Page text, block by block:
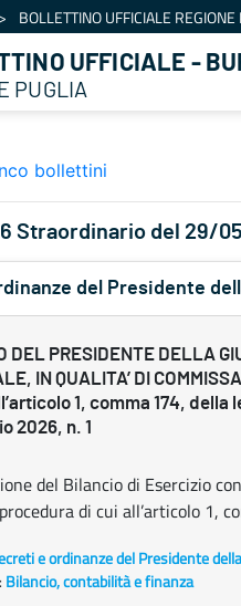
BOLLETTINO UFFICIALE
UFFICIALE -
PUGLIA
bollettini
Straordinario del 29/
del Presidente
DEL PRESIDENTE DELLA
IN QUALITA’ DI
1, comma 174, della
2026, n. 1
del Bilancio di Esercizio
di cui all’articolo 1,
e ordinanze del Presidente
Bilancio, contabilità e finanza